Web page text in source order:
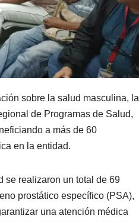
sobre la salud masculina, la
de Programas de Salud,
a más de 60
en la entidad.
se realizaron un total de 69
prostático específico (PSA),
una atención médica